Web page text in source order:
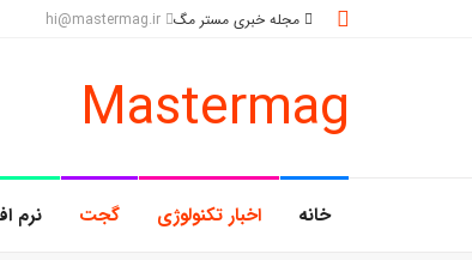
مجله خبری مستر مگ
Mastermag
خانه اخبار تکنولوژی گجت نرم